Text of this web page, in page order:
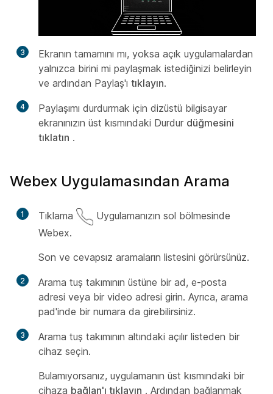
3
Ekranın tamamını mı, yoksa açık uygulamalardan
yalnızca birini mi paylaşmak istediğinizi belirleyin
ve ardından Paylaş'ı tıklayın.
4
Paylaşımı durdurmak için dizüstü bilgisayar
ekranınızın üst kısmındaki Durdur düğmesini
tıklatın .
Webex Uygulamasından Arama
1 Tıklama
Uygulamanızın sol bölmesinde
Webex.
Son ve cevapsız aramaların listesini görürsünüz.
2
Arama tuş takımının üstüne bir ad, e-posta
adresi veya bir video adresi girin. Ayrıca, arama
pad'inde bir numara da girebilirsiniz.
3
Arama tuş takımının altındaki açılır listeden bir
cihaz seçin.
Bulamıyorsanız, uygulamanın üst kısmındaki bir
cihaza bağlan'ı tıklayın . Ardından bağlanmak